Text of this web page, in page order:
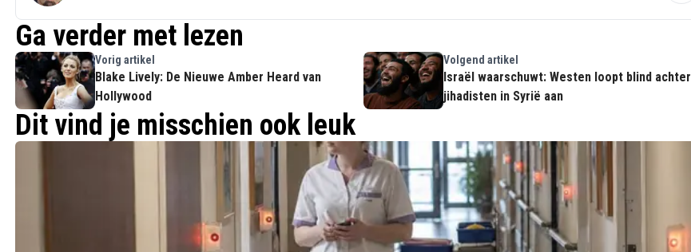
Ga verder met lezen
Vorig artikel
Blake Lively: De Nieuwe Amber Heard van
Hollywood
Volgend artikel
Israël waarschuwt: Westen loopt blind achter
jihadisten in Syrië aan
Dit vind je misschien ook leuk